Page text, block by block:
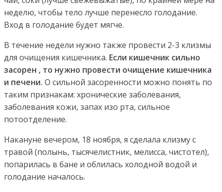
неделю, чтобы тело лучше перенесло голодание.
Вход в голодание будет мягче.
В течение недели нужно также провести 2-3 клизмы
для очищения кишечника. Если кишечник сильно
засорен , то нужно провести очищение кишечника
и печени. О сильной засоренности можно понять по
таким признакам: хронические заболевания,
заболевания кожи, запах изо рта, сильное
потоотделение.
Накануне вечером, 18 ноября, я сделала клизму с
травой (полынь, тысячелистник, мелисса, чистотел),
попарилась в бане и облилась холодной водой и
голодание началось.